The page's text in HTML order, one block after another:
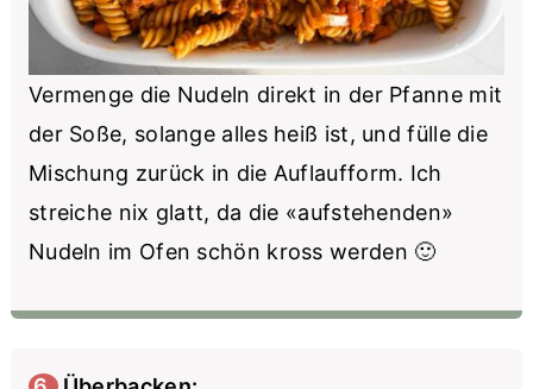
Vermenge die Nudeln direkt in der Pfanne mit
der Soße, solange alles heiß ist, und fülle die
Mischung zurück in die Auflaufform. Ich
streiche nix glatt, da die «aufstehenden»
Nudeln im Ofen schön kross werden 🙂